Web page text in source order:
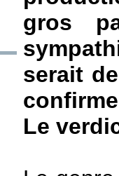
gros
serait
Le